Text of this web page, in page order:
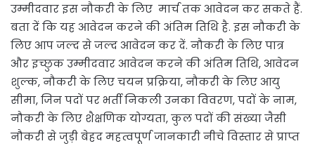
उम्मीदवार इस नौकरी के लिए मार्च तक आवेदन कर सकते हैं.
बता दें कि यह आवेदन करने की अंतिम तिथि है. इस नौकरी के
लिए आप जल्द से जल्द आवेदन कर दें. नौकरी के लिए पात्र
और इच्छुक उम्मीदवार आवेदन करने की अंतिम तिथि, आवेदन
शुल्क, नौकरी के लिए चयन प्रक्रिया, नौकरी के लिए आयु
सीमा, जिन पदों पर भर्ती निकली उनका विवरण, पदों के नाम,
नौकरी के लिए शैक्षणिक योग्यता, कुल पदों की संख्या जैसी
नौकरी से जुड़ी बेहद महत्वपूर्ण जानकारी नीचे विस्तार से प्राप्त